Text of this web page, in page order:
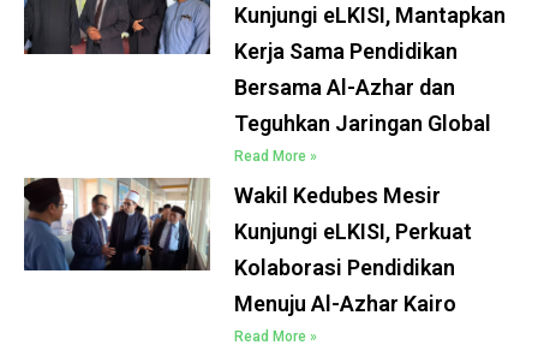
Kunjungi eLKISI, Mantapkan
Kerja Sama Pendidikan
Bersama Al-Azhar dan
Teguhkan Jaringan Global
Read More »
Wakil Kedubes Mesir
Kunjungi eLKISI, Perkuat
Kolaborasi Pendidikan
Menuju Al-Azhar Kairo
Read More »